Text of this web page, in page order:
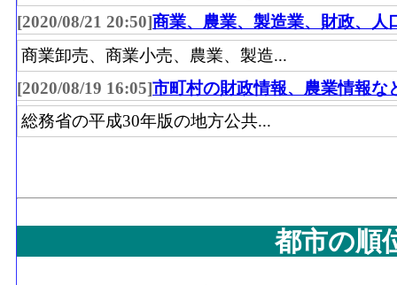
[2020/08/21 20:50]商業、農業、製造業、財政、人
商業卸売、商業小売、農業、製造...
[2020/08/19 16:05]市町村の財政情報、農業情報な
総務省の平成30年版の地方公共...
都市の順